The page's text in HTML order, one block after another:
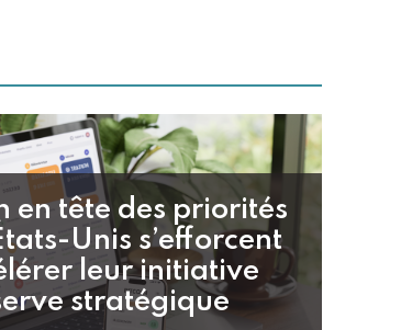
en tête des priorités
Unis s’efforcent
leur initiative
stratégique